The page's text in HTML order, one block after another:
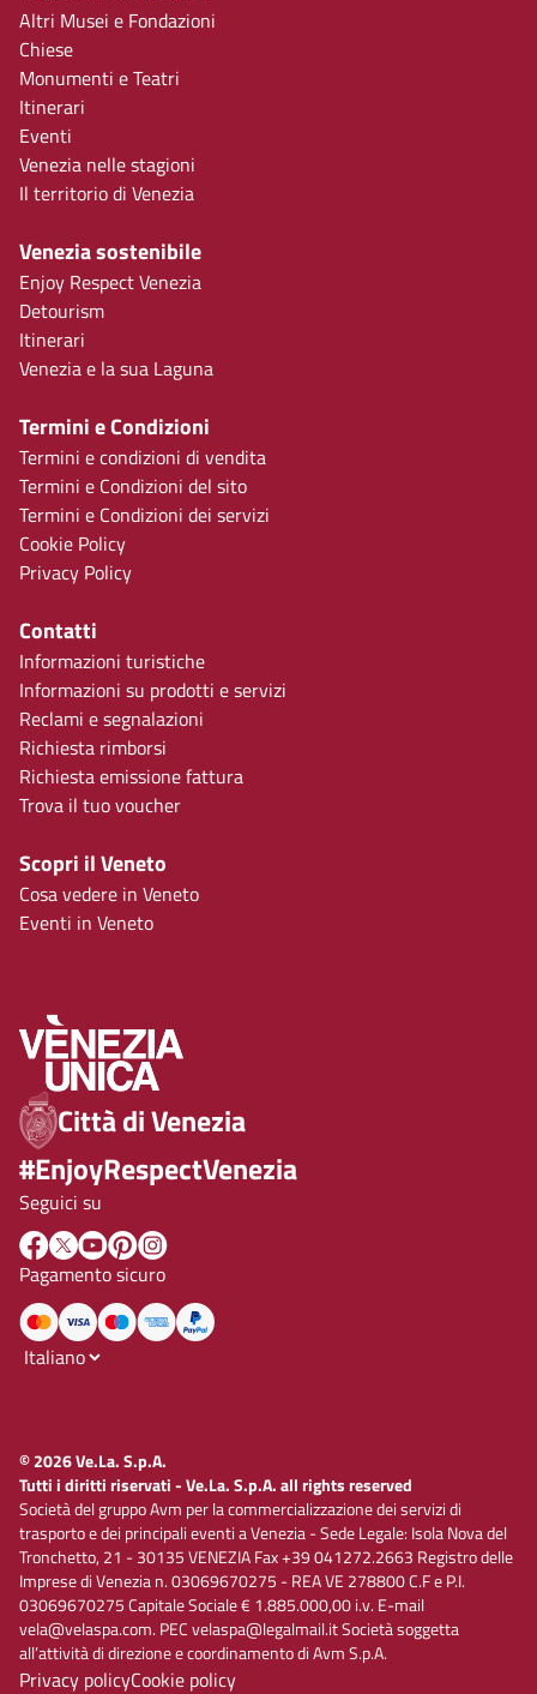
Altri Musei e Fondazioni
Chiese
Monumenti e Teatri
Itinerari
Eventi
Venezia nelle stagioni
Il territorio di Venezia
Venezia sostenibile
Enjoy Respect Venezia
Detourism
Itinerari
Venezia e la sua Laguna
Termini e Condizioni
Termini e condizioni di vendita
Termini e Condizioni del sito
Termini e Condizioni dei servizi
Cookie Policy
Privacy Policy
Contatti
Informazioni turistiche
Informazioni su prodotti e servizi
Reclami e segnalazioni
Richiesta rimborsi
Richiesta emissione fattura
Trova il tuo voucher
Scopri il Veneto
Cosa vedere in Veneto
Eventi in Veneto
Città di Venezia
#EnjoyRespectVenezia
Seguici su
Pagamento sicuro
© 2026 Ve.La. S.p.A.
Tutti i diritti riservati - Ve.La. S.p.A. all rights reserved
Società del gruppo Avm per la commercializzazione dei servizi di
trasporto e dei principali eventi a Venezia - Sede Legale: Isola Nova del
Tronchetto, 21 - 30135 VENEZIA Fax +39 041272.2663 Registro delle
Imprese di Venezia n. 03069670275 - REA VE 278800 C.F e P.I.
03069670275 Capitale Sociale € 1.885.000,00 i.v. E-mail
vela@velaspa.com. PEC velaspa@legalmail.it Società soggetta
all’attività di direzione e coordinamento di Avm S.p.A.
Privacy policyCookie policy